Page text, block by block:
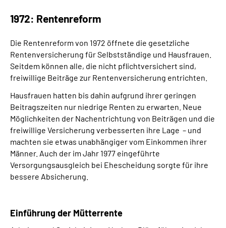
1972: Rentenreform
Die Rentenreform von 1972 öffnete die gesetzliche
Rentenversicherung für Selbstständige und Hausfrauen.
Seitdem können alle, die nicht pflichtversichert sind,
freiwillige Beiträge zur Rentenversicherung entrichten.
Hausfrauen hatten bis dahin aufgrund ihrer geringen
Beitragszeiten nur niedrige Renten zu erwarten. Neue
Möglichkeiten der Nachentrichtung von Beiträgen und die
freiwillige Versicherung verbesserten ihre Lage – und
machten sie etwas unabhängiger vom Einkommen ihrer
Männer. Auch der im Jahr 1977 eingeführte
Versorgungsausgleich bei Ehescheidung sorgte für ihre
bessere Absicherung.
Einführung der Mütterrente